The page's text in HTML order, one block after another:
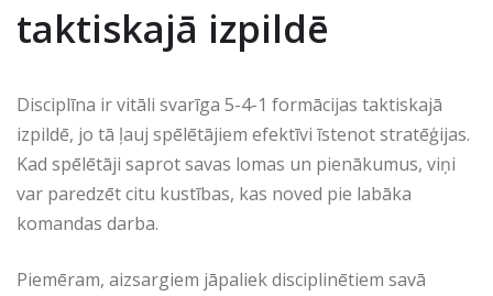
taktiskajā izpildē
Disciplīna ir vitāli svarīga 5-4-1 formācijas taktiskajā
izpildē, jo tā ļauj spēlētājiem efektīvi īstenot stratēģijas.
Kad spēlētāji saprot savas lomas un pienākumus, viņi
var paredzēt citu kustības, kas noved pie labāka
komandas darba.
Piemēram, aizsargiem jāpaliek disciplinētiem savā